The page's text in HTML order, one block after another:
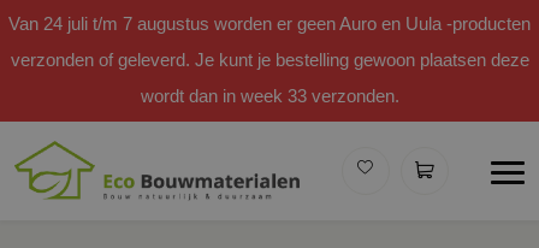
Van 24 juli t/m 7 augustus worden er geen Auro en Uula -producten
verzonden of geleverd. Je kunt je bestelling gewoon plaatsen deze
wordt dan in week 33 verzonden.